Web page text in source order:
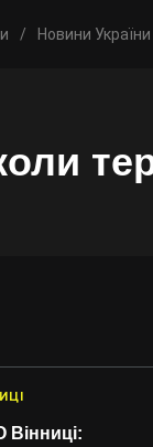
/ Новини України